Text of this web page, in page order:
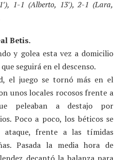
1-1 (Alberto, 13′), 2-1 (Lara,
Betis.
y golea esta vez a domicilio
seguirá en el descenso.
el juego se tornó más en el
unos locales rocosos frente a
peleaban a destajo por
Poco a poco, los béticos se
ataque, frente a las tímidas
Pasada la media hora de